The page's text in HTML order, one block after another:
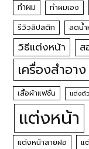
ทำผม ทำผมเอง
รีวิวลิปสติก ลดน้
วิธีแต่งหน้า
ส
เครื่องสำอาง
เสื้อผ้าแฟชั่น แต่งตัว
แต่งหน้า
แต่งหน้าสายฝอ แ